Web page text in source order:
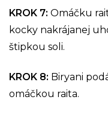
KROK 7: Omáčku
kocky nakrájanej
štipkou soli.
KROK 8: Biryani
omáčkou raita.